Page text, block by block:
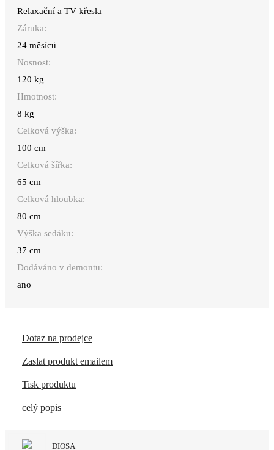
Relaxační a TV křesla
Záruka:
24 měsíců
Nosnost:
120 kg
Hmotnost:
8 kg
Celková výška:
100 cm
Celková šířka:
65 cm
Celková hloubka:
80 cm
Výška sedáku:
37 cm
Dodáváno v demontu:
ano
Dotaz na prodejce
Zaslat produkt emailem
Tisk produktu
celý popis
DIOSA